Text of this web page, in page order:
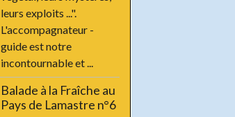
leurs exploits ...".
L'accompagnateur -
guide est notre
incontournable et ...
Balade à la Fraîche au
Pays de Lamastre n°6